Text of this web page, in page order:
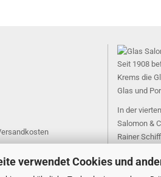
verwendet Cookies und
Seit 1908
Krems die
Glas und
In der
Salomon &
Rainer